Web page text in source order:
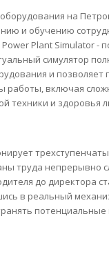
на
и обучению
Plant Simulator
симулятор
и позволяет
включая
техники и здоровья
труда непрерывно
до директора
в реальный